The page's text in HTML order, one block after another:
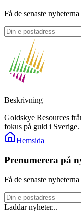
Få de senaste
Beskrivning
Goldskye Resources
fokus på guld i
Hemsida
Prenumerera på
Få de senaste
Laddar nyheter...